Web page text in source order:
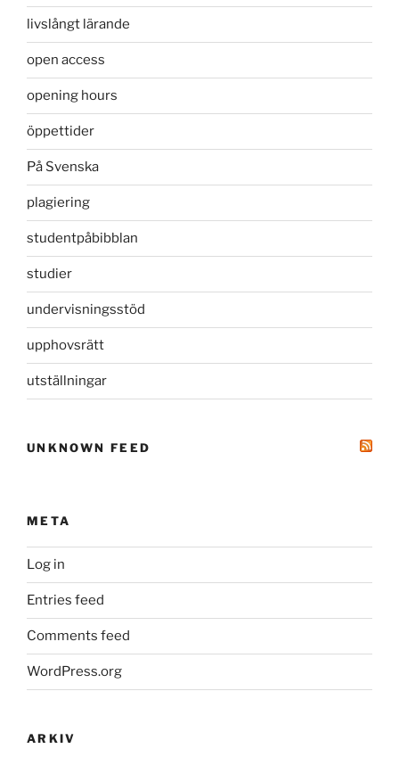
livslångt lärande
open access
opening hours
öppettider
På Svenska
plagiering
studentpåbibblan
studier
undervisningsstöd
upphovsrätt
utställningar
UNKNOWN FEED
META
Log in
Entries feed
Comments feed
WordPress.org
ARKIV